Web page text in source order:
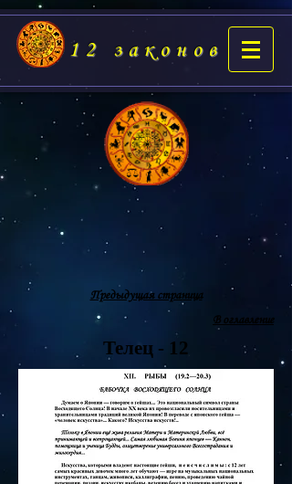
12 законов
Предыдущая страница
В оглавление
Телец - 12